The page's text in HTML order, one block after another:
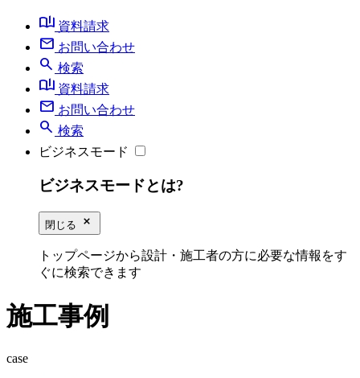
book_ribbon 資料請求
mail お問い合わせ
search 検索
book_ribbon 資料請求
mail お問い合わせ
search 検索
ビジネスモード
ビジネスモードとは?
閉じる close_small
トップページから設計・施工者の方に必要な情報をす
ぐに検索できます
施工事例
case